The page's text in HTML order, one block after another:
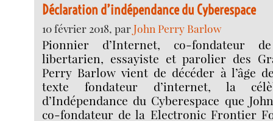
Déclaration d’indépendance du Cyberespace
10 février 2018, parJohn Perry Barlow
Pionnier d’Internet, co-fondateur
libertarien, essayiste et parolier des
Perry Barlow vient de décéder à l’âge
texte fondateur d’internet, la
d’Indépendance du Cyberespace que
co-fondateur de la Electronic Frontier